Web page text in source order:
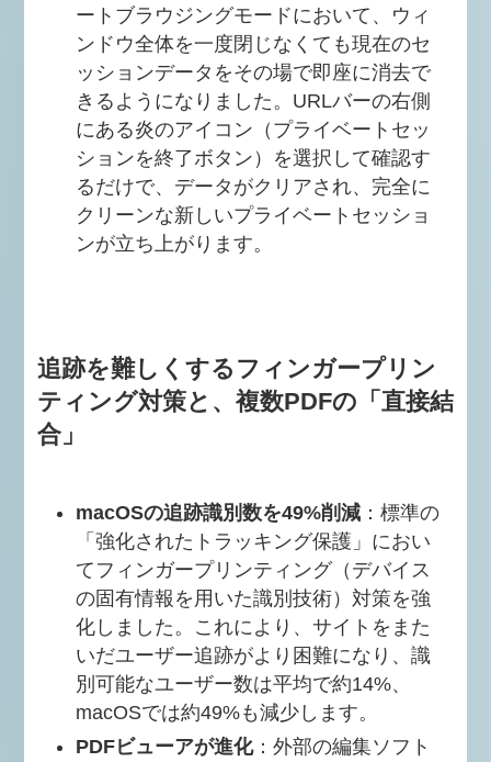
ートブラウジングモードにおいて、ウィ
ンドウ全体を一度閉じなくても現在のセ
ッションデータをその場で即座に消去で
きるようになりました。URLバーの右側
にある炎のアイコン（プライベートセッ
ションを終了ボタン）を選択して確認す
るだけで、データがクリアされ、完全に
クリーンな新しいプライベートセッショ
ンが立ち上がります。
追跡を難しくするフィンガープリン
ティング対策と、複数PDFの「直接結
合」
macOSの追跡識別数を49%削減 ：標準の
「強化されたトラッキング保護」におい
てフィンガープリンティング（デバイス
の固有情報を用いた識別技術）対策を強
化しました。これにより、サイトをまた
いだユーザー追跡がより困難になり、識
別可能なユーザー数は平均で約14%、
macOSでは約49%も減少します。
PDFビューアが進化：外部の編集ソフト